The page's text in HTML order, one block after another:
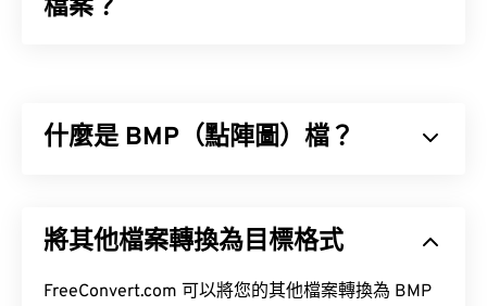
檔案？
對早期柯達 DC 系列數位相機（在 20 世紀 90 年代
Picture Transfer 軟體。根據您目前的作業系統，程
支援 KDC 檔案的更現代的程序，例如Adobe
什麼是 BMP（點陣圖）檔？
柵格圖形的點陣資料結構，該結構決定了影像的色彩
缺乏壓縮，BMP 檔案通常很大。
將其他檔案轉換為目標格式
FreeConvert.com 可以將您的其他檔案轉換為 BMP